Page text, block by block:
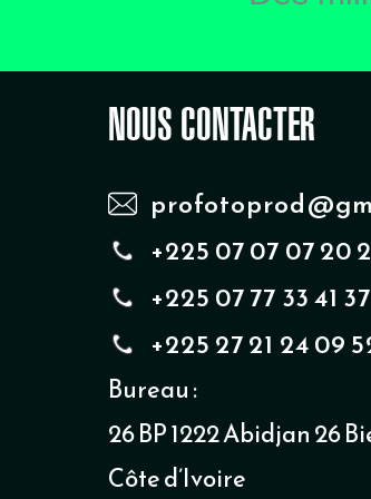
NOUS CONTACTER
+225 07 07 07 20
+225 07 77 33 41 37
+225 27 21 24 09
Bureau :
26 BP 1222 Abidjan 26
Côte d’Ivoire